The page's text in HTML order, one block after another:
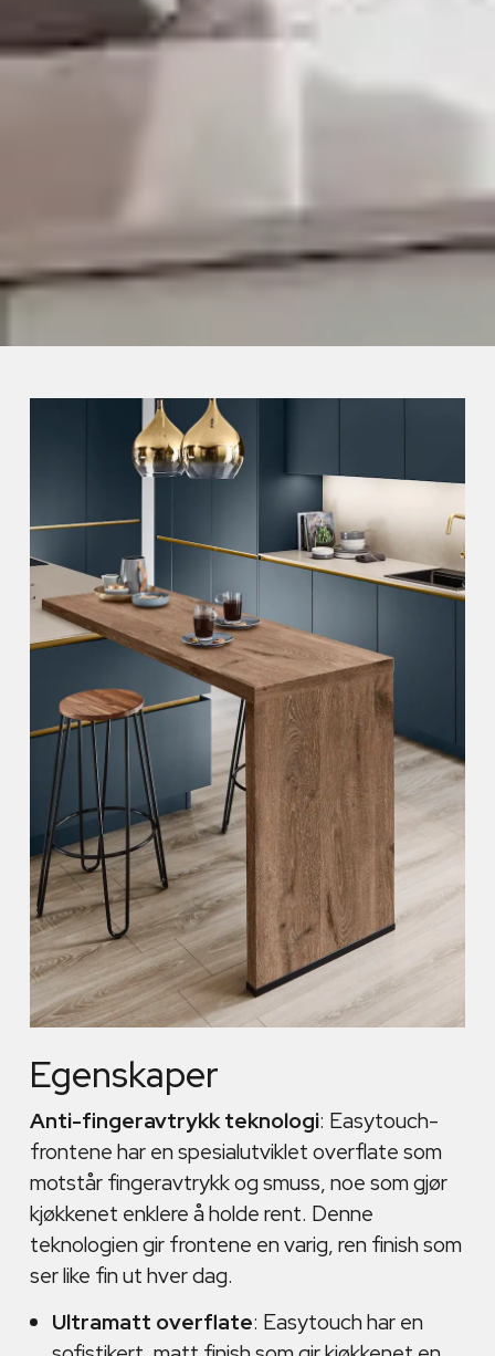
Egenskaper
Anti-fingeravtrykk teknologi: Easytouch-
frontene har en spesialutviklet overflate som
motstår fingeravtrykk og smuss, noe som gjør
kjøkkenet enklere å holde rent. Denne
teknologien gir frontene en varig, ren finish som
ser like fin ut hver dag.
Ultramatt overflate: Easytouch har en